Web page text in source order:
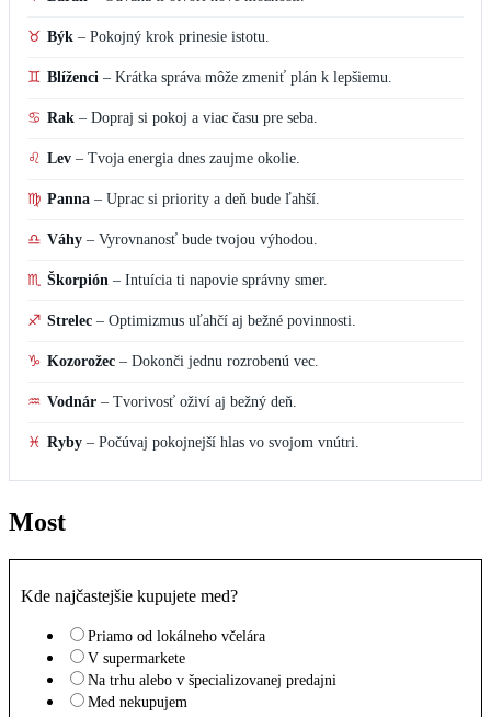
♉ Býk – Pokojný krok prinesie istotu.
♊ Blíženci – Krátka správa môže zmeniť plán k lepšiemu.
♋ Rak – Dopraj si pokoj a viac času pre seba.
♌ Lev – Tvoja energia dnes zaujme okolie.
♍ Panna – Uprac si priority a deň bude ľahší.
♎ Váhy – Vyrovnanosť bude tvojou výhodou.
♏ Škorpión – Intuícia ti napovie správny smer.
♐ Strelec – Optimizmus uľahčí aj bežné povinnosti.
♑ Kozorožec – Dokonči jednu rozrobenú vec.
♒ Vodnár – Tvorivosť oživí aj bežný deň.
♓ Ryby – Počúvaj pokojnejší hlas vo svojom vnútri.
Most
Kde najčastejšie kupujete med?
Priamo od lokálneho včelára
V supermarkete
Na trhu alebo v špecializovanej predajni
Med nekupujem